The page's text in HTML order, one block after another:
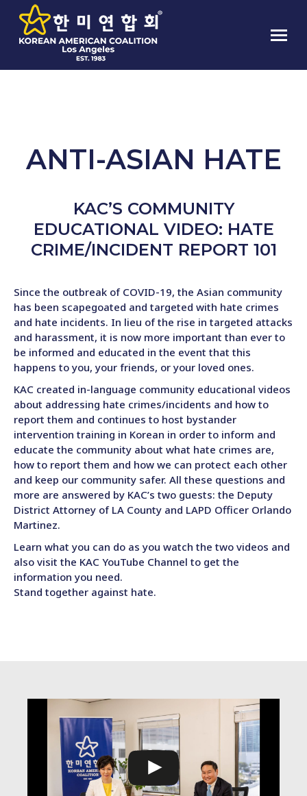
ANTI-ASIAN HATE
KAC’S COMMUNITY
EDUCATIONAL VIDEO: HATE
CRIME/INCIDENT REPORT 101
Since the outbreak of COVID-19, the Asian community
has been scapegoated and targeted with hate crimes
and hate incidents. In lieu of the rise in targeted attacks
and harassment, it is now more important than ever to
be informed and educated in the event that this
happens to you, your friends, or your loved ones.
KAC created in-language community educational videos
about addressing hate crimes/incidents and how to
report them and continues to host bystander
intervention training in Korean in order to inform and
educate the community about what hate crimes are,
how to report them and how we can protect each other
and keep our community safer. All these questions and
more are answered by KAC’s two guests: the Deputy
District Attorney of LA County and LAPD Officer Orlando
Martinez.
Learn what you can do as you watch the two videos and
also visit the KAC YouTube Channel to get the
information you need.
Stand together against hate.